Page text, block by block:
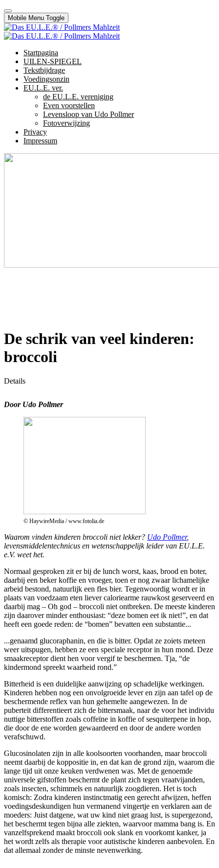
Mobile Menu Toggle
Startpagina
UILEN-SPIEGEL
Tekstbijdrage
Voedingsonzin
EU.L.E. ver.
de EU.L.E. vereniging
Even voorstellen
Levensloop van Udo Pollmer
Fotoverwijzing
Privacy
Impressum
De schrik van veel kinderen:
broccoli
Details
Door Udo Pollmer
© HaywireMedia / www.fotolia.de
Waarom vinden kinderen broccoli niet lekker? Udo Pollmer,
levensmiddelentechnicus en wetenschappelijk leider van EU.L.E.
e.V. weet het.
Normaal gesproken zit er bij de lunch worst, kaas, brood en boter,
daarbij een beker koffie en vroeger, toen er nog zwaar lichamelijke
arbeid bestond, natuurlijk een fles bier. Tegenwoordig wordt er in
plaats van voedzaam eten liever caloriearme rauwkost geserveerd en
daarbij mag – Oh god – broccoli niet ontbreken. De meeste kinderen
zijn daarover minder enthousiast: “deze bomen eet ik niet!”, en dat
heeft een goede reden: de “bomen” bevatten een substantie...
...genaamd glucoraphanin, en die is bitter. Opdat ze zoiets meteen
weer uitspugen, hebben ze een speciale receptor in hun mond. Deze
smaakreceptor dient hen voor vergif te beschermen. Tja, “de
kindermond spreekt waarheid rond.”
Bitterheid is een duidelijke aanwijzing op schadelijke werkingen.
Kinderen hebben nog een onvolgroeide lever en zijn aan tafel op de
beschermende reflex van hun gehemelte aangewezen. In de
puberteit differentieert zich de bittersmaak, naar de voor het individu
nuttige bitterstoffen zoals coffeïne in koffie of sesquiterpene in hop,
die door de ene worden gewaardeerd en door de andere worden
verafschuwd.
Glucosinolaten zijn in alle koolsoorten voorhanden, maar broccoli
neemt daarbij de koppositie in, en dat kan de grond zijn, waarom die
lange tijd uit onze keuken verdwenen was. Met de genoemde
universele gifstoffen beschermt de plant zich tegen vraatvijanden,
zoals insecten, schimmels en natuurlijk zoogdieren. Het is toch
komisch: Zodra kinderen instinctmatig een gerecht afwijzen, heffen
voedingsdeskundigen hun vermanend vingertje en verklaren aan de
moeders: Juist datgene, wat uw kind niet graag lust, is supergezond,
het beschermt tegen bijna alle ziekten, waarvoor mamma bang is. En
vanzelfsprekend maakt broccoli ook slank en voorkomt kanker, ja
het wordt zelfs als therapie voor autistische kinderen aanbevolen. En
dat allemaal zonder de minste nevenwerking.